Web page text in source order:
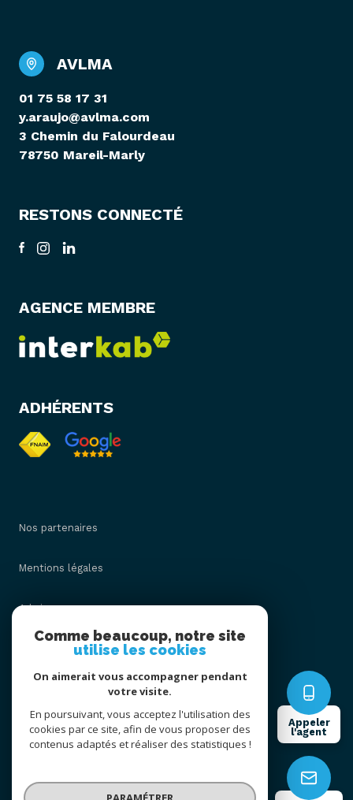
Appeler
l'agent
AVLMA
01 75 58 17 31
y.araujo@avlma.com
3 Chemin du Falourdeau
78750 Mareil-Marly
RESTONS CONNECTÉ
AGENCE MEMBRE
ADHÉRENTS
Nos partenaires
Mentions légales
Admin
Nos honoraires
Cookies
© 2026 | Tous droits réservés
Comme beaucoup, notre site
utilise les cookies
On aimerait vous accompagner pendant
votre visite.
En poursuivant, vous acceptez l'utilisation des
cookies par ce site, afin de vous proposer des
contenus adaptés et réaliser des statistiques !